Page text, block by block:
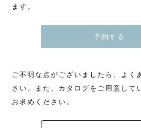
ます。
予約する
ご不明な点がございましたら、よく
さい。また、カタログをご用意して
お求めください。